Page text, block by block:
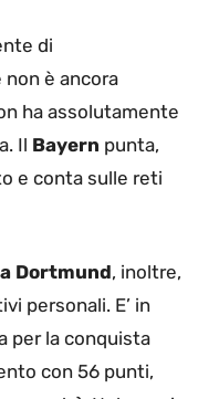
di
non è ancora
ha assolutamente
Il Bayern punta,
e conta sulle reti
Dortmund, inoltre,
personali. E’ in
per la conquista
con 56 punti,